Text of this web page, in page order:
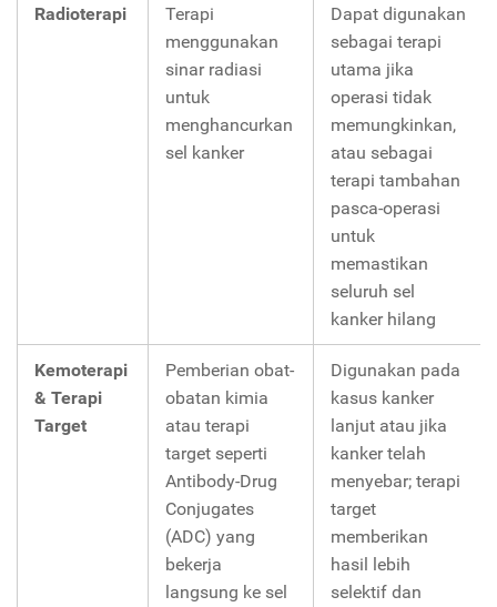
Radioterapi
Terapi
menggunakan
sinar radiasi
untuk
menghancurkan
sel kanker
Dapat digunakan
sebagai terapi
utama jika
operasi tidak
memungkinkan,
atau sebagai
terapi tambahan
pasca-operasi
untuk
memastikan
seluruh sel
kanker hilang
Kemoterapi
& Terapi
Target
Pemberian obat-
obatan kimia
atau terapi
target seperti
Antibody-Drug
Conjugates
(ADC) yang
bekerja
langsung ke sel
Digunakan pada
kasus kanker
lanjut atau jika
kanker telah
menyebar; terapi
target
memberikan
hasil lebih
selektif dan